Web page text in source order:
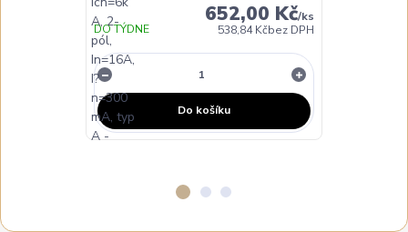
652,00 Kč/ks
538,84 Kčbez DPH
DO TÝDNE
Do košíku